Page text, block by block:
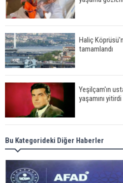
Haliç
tamamlandı
Yeşilçam'ın
yaşamını yitirdi
Meral Akşener
görüntülendi
Bu Kategorideki Diğer Haberler